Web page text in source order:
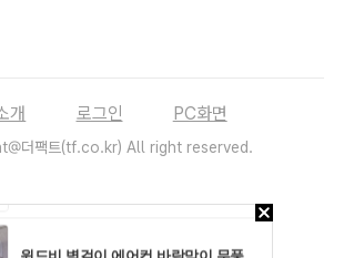
개 로그인 PC화면
더팩트(tf.co.kr) All right reserved.